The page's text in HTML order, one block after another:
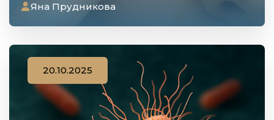
Яна Прудникова
20.10.2025